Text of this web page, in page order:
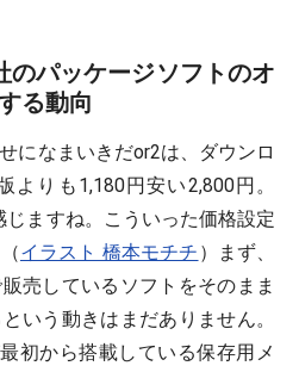
のパッケージソフトのオ
る動向
になまいきだor2は、ダウンロ
よりも1,180円安い2,800円。
ますね。こういった価格設定
イラスト 橋本モチチ ）まず、
売しているソフトをそのまま
いう動きはまだありません。
初から搭載している保存用メ